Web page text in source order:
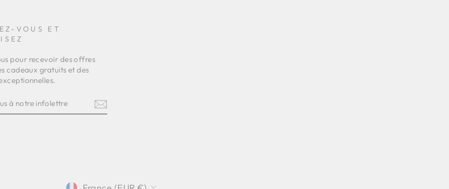
VOUS ET
pour recevoir des offres
cadeaux gratuits et des